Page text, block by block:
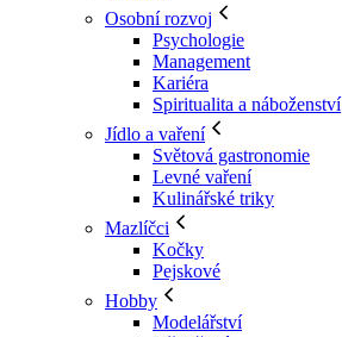
Osobní rozvoj
Psychologie
Management
Kariéra
Spiritualita a náboženství
Jídlo a vaření
Světová gastronomie
Levné vaření
Kulinářské triky
Mazlíčci
Kočky
Pejskové
Hobby
Modelářství